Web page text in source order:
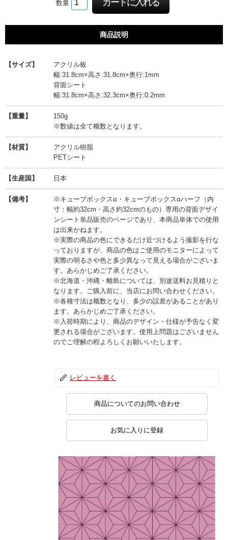
数量
商品説明
【サイズ】
アクリル板
幅:31.8cm×高さ:31.8cm×奥行:1mm
背面シート
幅:31.8cm×高さ:32.3cm×奥行:0.2mm
【重量】
150g
※数値は全て概数となります。
【材質】
アクリル樹脂
PETシート
【生産国】 日本
【備考】
※キューブボックスα・キューブボックスαハーフ（内
寸：幅約32cm・高さ約32cmのもの）専用の背面デザイ
ンシート単品販売のページであり、本商品単体での使用
は出来かねます。
※実際の商品の色にできるだけ近づけるよう撮影を行な
っておりますが、商品の色はご使用のモニターによって
実際の明るさや色と多少異なって見える場合がございま
す。あらかじめご了承ください。
※北海道・沖縄・離島については、別途送料お見積りと
なります。ご購入前に、当店にお問い合わせください。
※各種寸法は概数となり、多少の誤差があることがあり
ます。あらかじめご了承ください。
※入荷時期により、商品のデザイン・仕様が予告なく変
更される場合がございます。使用上問題はございません
のでご理解の程よろしくお願いいたします。
レビューを書く
商品についてのお問い合わせ
お気に入りに登録